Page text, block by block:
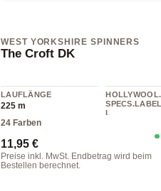
WEST YORKSHIRE SPINNERS
The Croft DK
LAUFLÄNGE
225 m
L
24 Farben
Regulärer Preis:
11,95 €
Preise inkl. MwSt. Endbetrag wird beim
Bestellen berechnet.